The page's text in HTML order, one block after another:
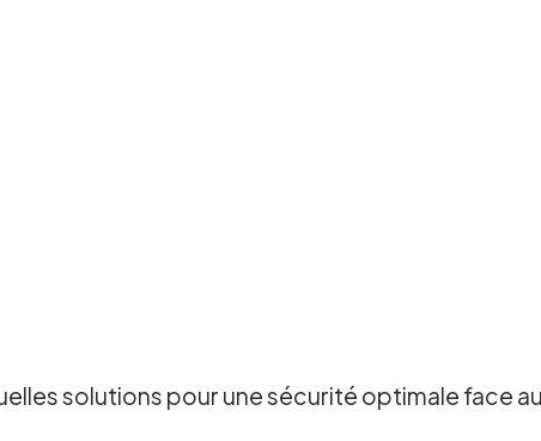
solutions pour une sécurité optimale face